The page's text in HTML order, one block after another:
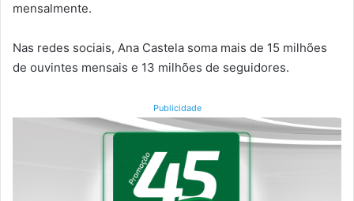
mensalmente.
Nas redes sociais, Ana Castela soma mais de 15 milhões
de ouvintes mensais e 13 milhões de seguidores.
Publicidade